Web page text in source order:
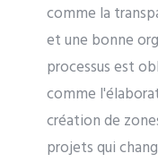
comme la
et une bonne
processus est
comme
création de
projets qui